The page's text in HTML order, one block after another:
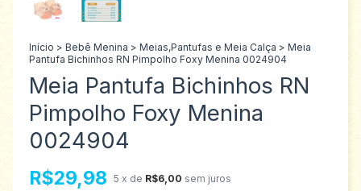
Início > Bebê Menina > Meias,Pantufas e Meia Calça > Meia
Pantufa Bichinhos RN Pimpolho Foxy Menina 0024904
Meia Pantufa Bichinhos RN
Pimpolho Foxy Menina
0024904
R$29,98 5 x de R$6,00 sem juros